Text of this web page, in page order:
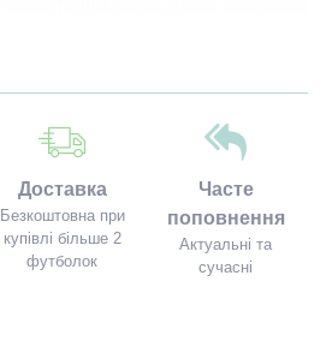
Доставка
Безкоштовна при
купівлі більше 2
футболок
Часте
поповнення
Актуальні та
сучасні